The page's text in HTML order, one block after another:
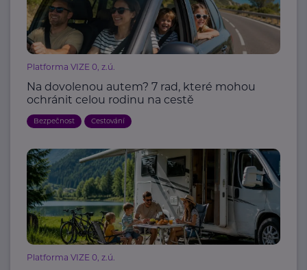
Platforma VIZE 0, z.ú.
Na dovolenou autem? 7 rad, které mohou
ochránit celou rodinu na cestě
Bezpečnost Cestování
Platforma VIZE 0, z.ú.